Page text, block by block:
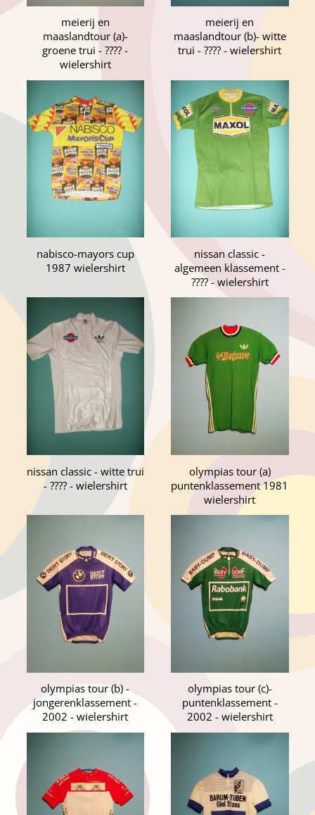
meierij en
maaslandtour (a)-
groene trui - ???? -
wielershirt
meierij en
maaslandtour (b)- witte
trui - ???? - wielershirt
nabisco-mayors cup
1987 wielershirt
nissan classic -
algemeen klassement -
???? - wielershirt
nissan classic - witte trui
- ???? - wielershirt
olympias tour (a)
puntenklassement 1981
wielershirt
olympias tour (b) -
jongerenklassement -
2002 - wielershirt
olympias tour (c)-
puntenklassement -
2002 - wielershirt